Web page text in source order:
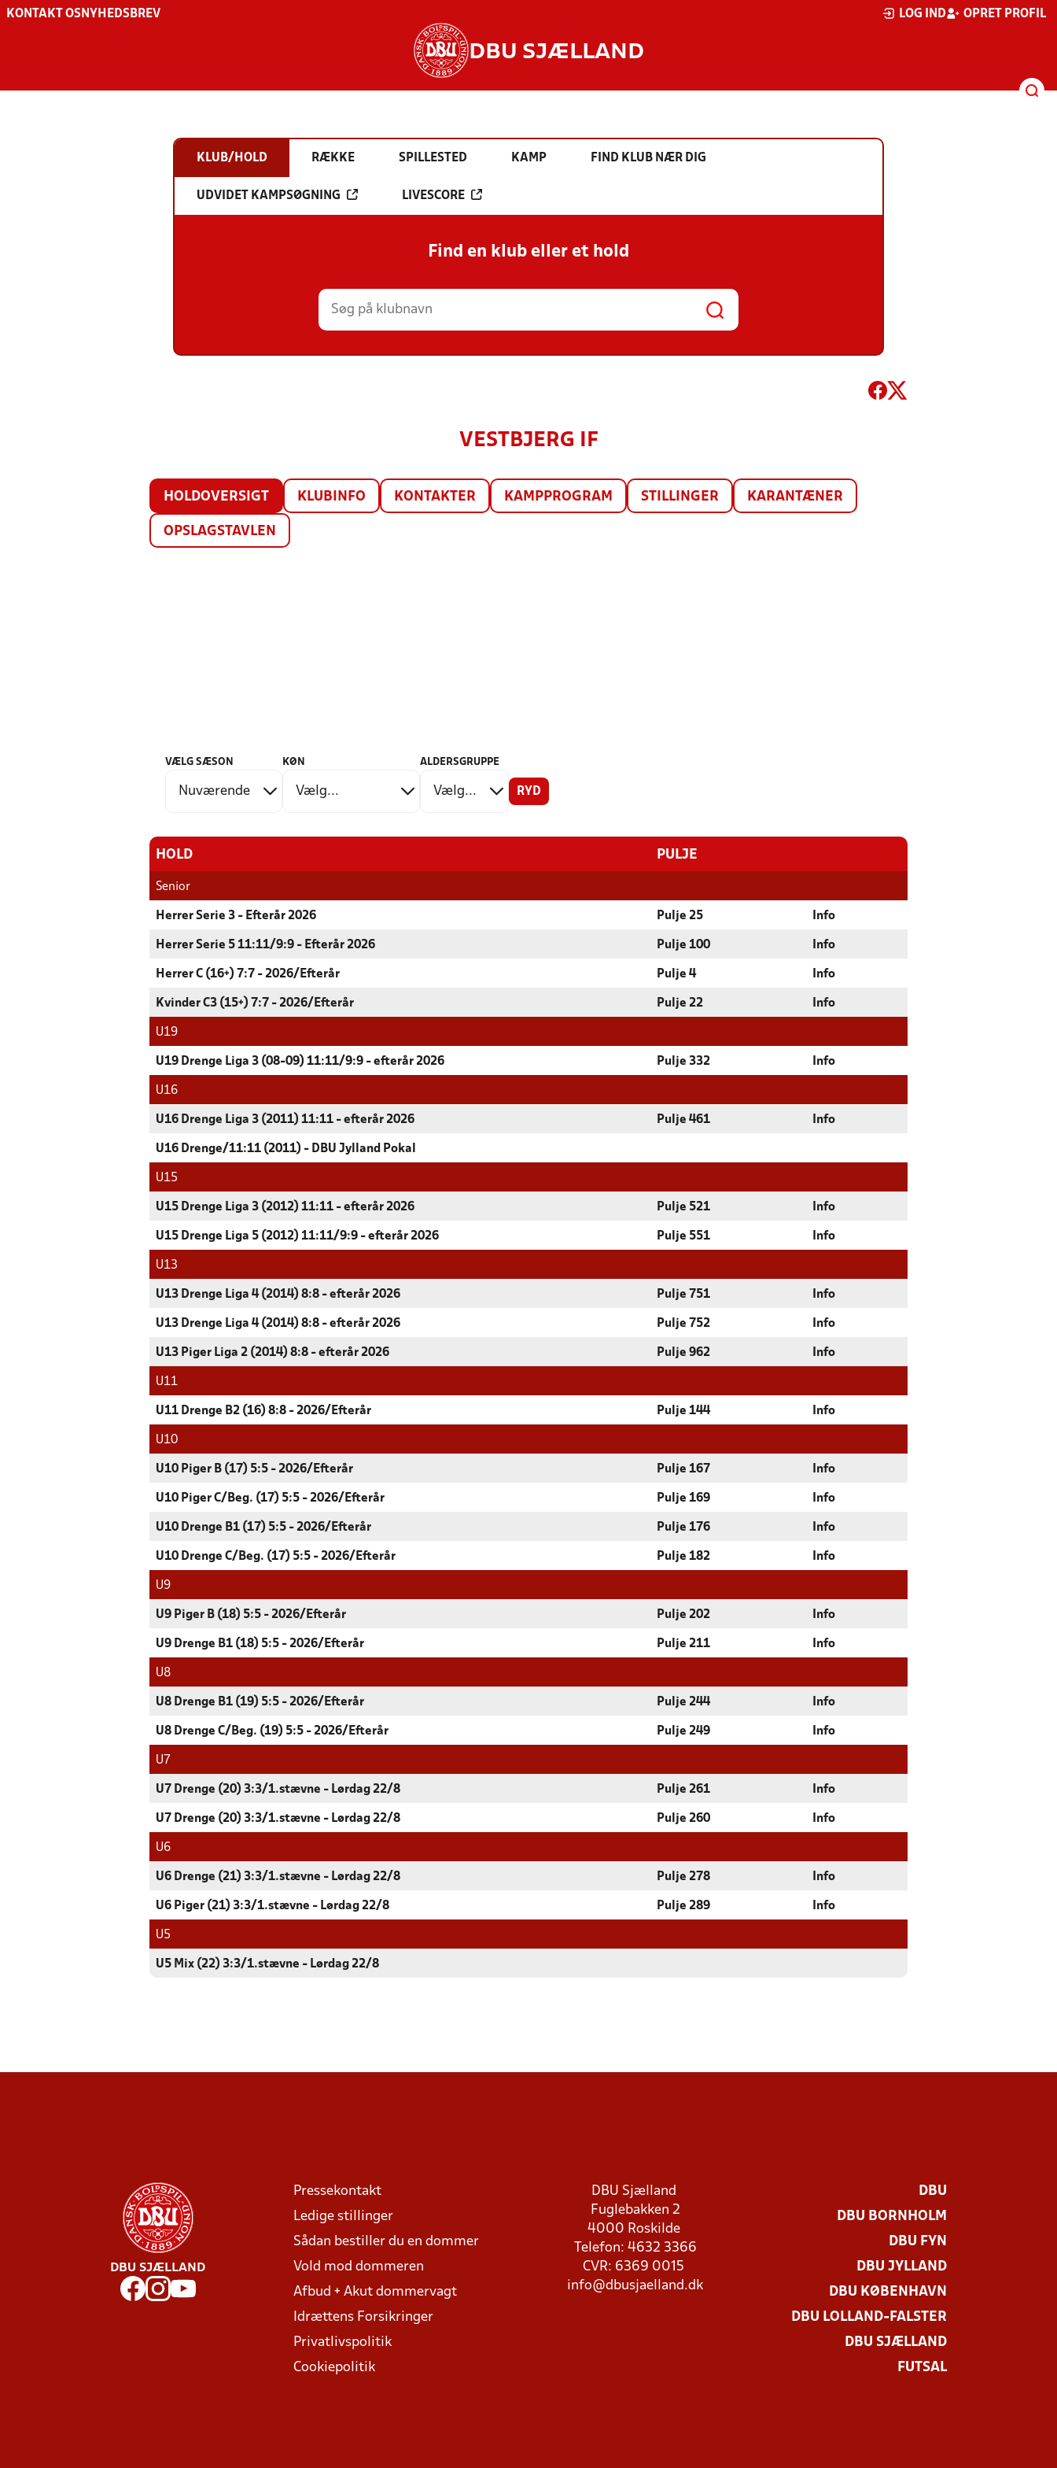
KONTAKT OS NYHEDSBREV LOG IND OPRET PROFIL
DBU SJÆLLAND
KLUB/HOLD RÆKKE SPILLESTED KAMP FIND KLUB NÆR DIG
UDVIDET KAMPSØGNING LIVESCORE
Find en klub eller et hold
VESTBJERG IF
HOLDOVERSIGT KLUBINFO KONTAKTER KAMPPROGRAM STILLINGER KARANTÆNER
OPSLAGSTAVLEN
VÆLG SÆSON KØN ALDERSGRUPPE
RYD
HOLD PULJE
Senior
Herrer Serie 3 - Efterår 2026 Pulje 25 Info
Herrer Serie 5 11:11/9:9 - Efterår 2026 Pulje 100 Info
Herrer C (16+) 7:7 - 2026/Efterår Pulje 4 Info
Kvinder C3 (15+) 7:7 - 2026/Efterår Pulje 22 Info
U19
U19 Drenge Liga 3 (08-09) 11:11/9:9 - efterår 2026 Pulje 332 Info
U16
U16 Drenge Liga 3 (2011) 11:11 - efterår 2026 Pulje 461 Info
U16 Drenge/11:11 (2011) - DBU Jylland Pokal
U15
U15 Drenge Liga 3 (2012) 11:11 - efterår 2026 Pulje 521 Info
U15 Drenge Liga 5 (2012) 11:11/9:9 - efterår 2026 Pulje 551 Info
U13
U13 Drenge Liga 4 (2014) 8:8 - efterår 2026 Pulje 751 Info
U13 Drenge Liga 4 (2014) 8:8 - efterår 2026 Pulje 752 Info
U13 Piger Liga 2 (2014) 8:8 - efterår 2026 Pulje 962 Info
U11
U11 Drenge B2 (16) 8:8 - 2026/Efterår Pulje 144 Info
U10
U10 Piger B (17) 5:5 - 2026/Efterår Pulje 167 Info
U10 Piger C/Beg. (17) 5:5 - 2026/Efterår Pulje 169 Info
U10 Drenge B1 (17) 5:5 - 2026/Efterår Pulje 176 Info
U10 Drenge C/Beg. (17) 5:5 - 2026/Efterår Pulje 182 Info
U9
U9 Piger B (18) 5:5 - 2026/Efterår Pulje 202 Info
U9 Drenge B1 (18) 5:5 - 2026/Efterår Pulje 211 Info
U8
U8 Drenge B1 (19) 5:5 - 2026/Efterår Pulje 244 Info
U8 Drenge C/Beg. (19) 5:5 - 2026/Efterår Pulje 249 Info
U7
U7 Drenge (20) 3:3/1.stævne - Lørdag 22/8 Pulje 261 Info
U7 Drenge (20) 3:3/1.stævne - Lørdag 22/8 Pulje 260 Info
U6
U6 Drenge (21) 3:3/1.stævne - Lørdag 22/8 Pulje 278 Info
U6 Piger (21) 3:3/1.stævne - Lørdag 22/8 Pulje 289 Info
U5
U5 Mix (22) 3:3/1.stævne - Lørdag 22/8
DBU SJÆLLAND
Pressekontakt
Ledige stillinger
Sådan bestiller du en dommer
Vold mod dommeren
Afbud + Akut dommervagt
Idrættens Forsikringer
Privatlivspolitik
Cookiepolitik
DBU Sjælland
Fuglebakken 2
4000 Roskilde
Telefon: 4632 3366
CVR: 6369 0015
info@dbusjaelland.dk
DBU
DBU BORNHOLM
DBU FYN
DBU JYLLAND
DBU KØBENHAVN
DBU LOLLAND-FALSTER
DBU SJÆLLAND
FUTSAL